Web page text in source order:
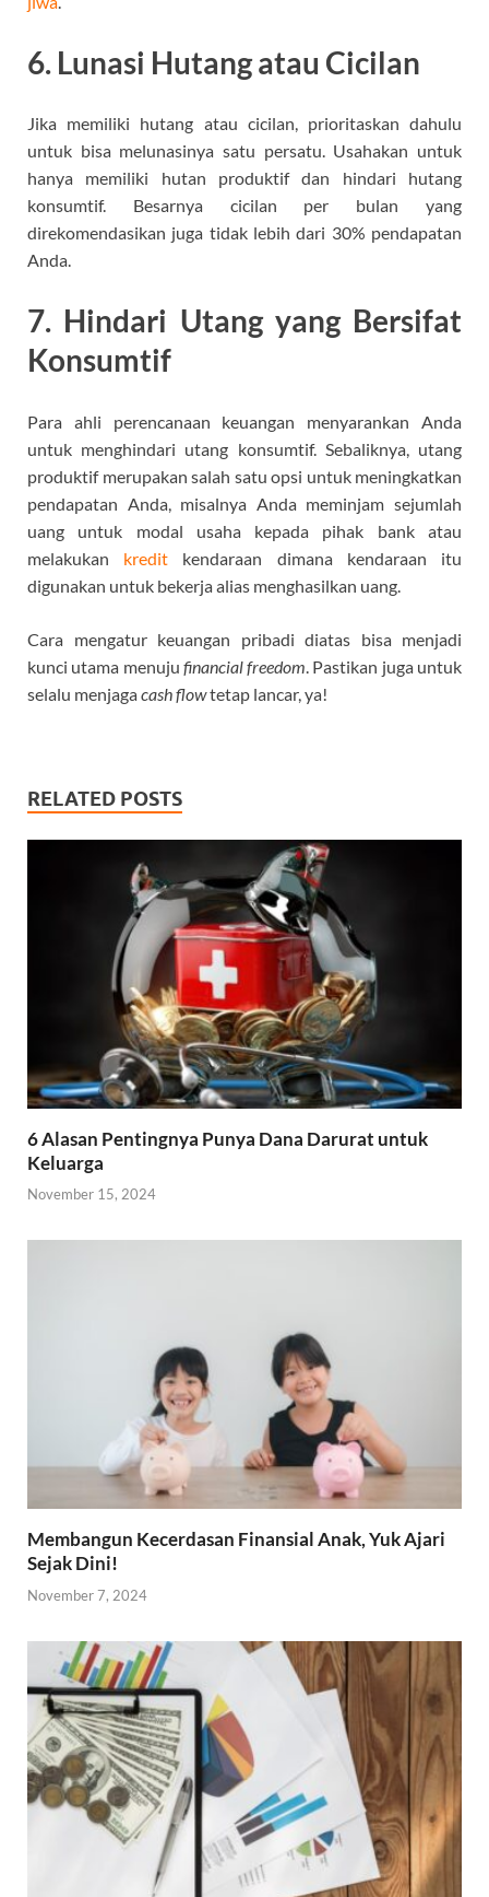
6. Lunasi Hutang atau Cicilan
Jika memiliki hutang atau cicilan, prioritaskan dahulu
untuk bisa melunasinya satu persatu. Usahakan untuk
hanya memiliki hutan produktif dan hindari hutang
konsumtif. Besarnya cicilan per bulan yang
direkomendasikan juga tidak lebih dari 30% pendapatan
Anda.
7. Hindari Utang yang Bersifat
Konsumtif
Para ahli perencanaan keuangan menyarankan Anda
untuk menghindari utang konsumtif. Sebaliknya, utang
produktif merupakan salah satu opsi untuk meningkatkan
pendapatan Anda, misalnya Anda meminjam sejumlah
uang untuk modal usaha kepada pihak bank atau
melakukan kredit kendaraan dimana kendaraan itu
digunakan untuk bekerja alias menghasilkan uang.
Cara mengatur keuangan pribadi diatas bisa menjadi
kunci utama menuju financial freedom . Pastikan juga untuk
selalu menjagacash flowtetap lancar, ya!
RELATED POSTS
6 Alasan Pentingnya Punya Dana Darurat untuk
Keluarga
November 15, 2024
Membangun Kecerdasan Finansial Anak, Yuk Ajari
Sejak Dini!
November 7, 2024